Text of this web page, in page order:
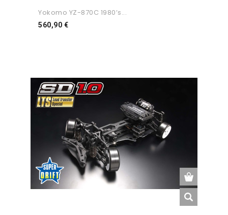
Yokomo YZ-870C 1980’s...
560,90 €Preço